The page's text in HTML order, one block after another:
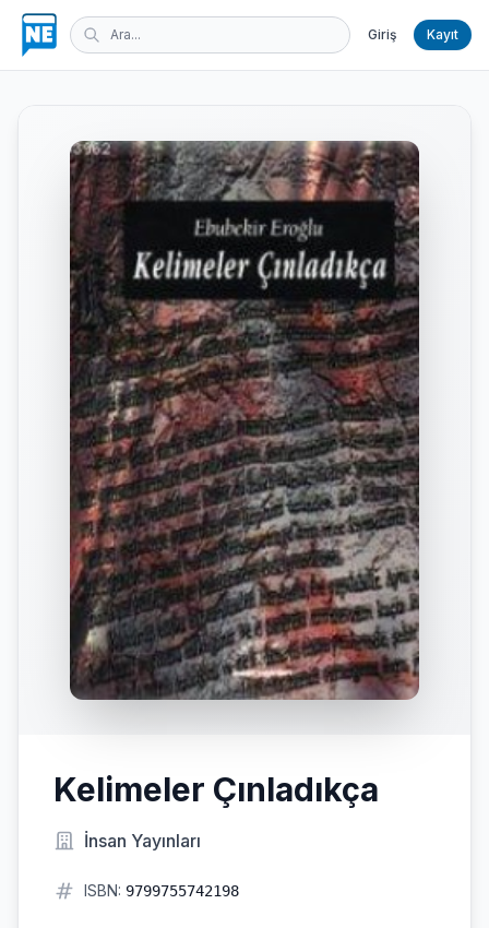
Giriş Kayıt
Kelimeler Çınladıkça
İnsan Yayınları
ISBN: 9799755742198